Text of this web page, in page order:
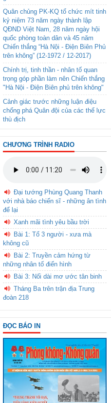
và có cơ cấu tiền lương
thêm tiền thưởng, chiếm
đội sẽ được xây dựng
danh và cấp bậc quân
chức hành chính hiện
Quân chủng PK-KQ tổ chức mít tinh
kỷ niệm 73 năm ngày thành lập
QĐND Việt Nam, 28 năm ngày hội
quốc phòng toàn dân và 45 năm
Chiến thắng “Hà Nội - Điện Biên Phủ
trên không” (12-1972 / 12-2017)
Chính trị, tinh thần - nhân tố quan
trọng góp phần làm nên Chiến thắng
"Hà Nội - Điện Biên phủ trên không"
Cảnh giác trước những luận điệu
chống phá Quân đội của các thế lực
thù địch
CHƯƠNG TRÌNH RADIO
Đại tướng Phùng Quang Thanh
với nhà báo chiến sĩ - những ân tình
để lại
Xanh mãi tình yêu bầu trời
Bài 1: Tổ 3 người - xưa mà
không cũ
Bài 2: Truyền cảm hứng từ
những nhân tố điển hình
Bài 3: Nối dài mơ ước tân binh
Tháng Ba trên trận địa Trung
đoàn 218
ĐỌC BÁO IN